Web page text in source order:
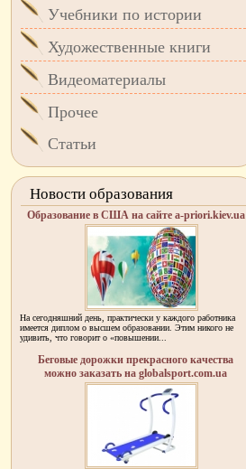
Учебники по истории
Художественные книги
Видеоматериалы
Прочее
Статьи
Новости образования
Образование в США на сайте a-priori.kiev.ua
На сегодняшний день, практически у каждого работника
имеется диплом о высшем образовании. Этим никого не
удивить, что говорит о «повышении...
Беговые дорожки прекрасного качества
можно заказать на globalsport.com.ua